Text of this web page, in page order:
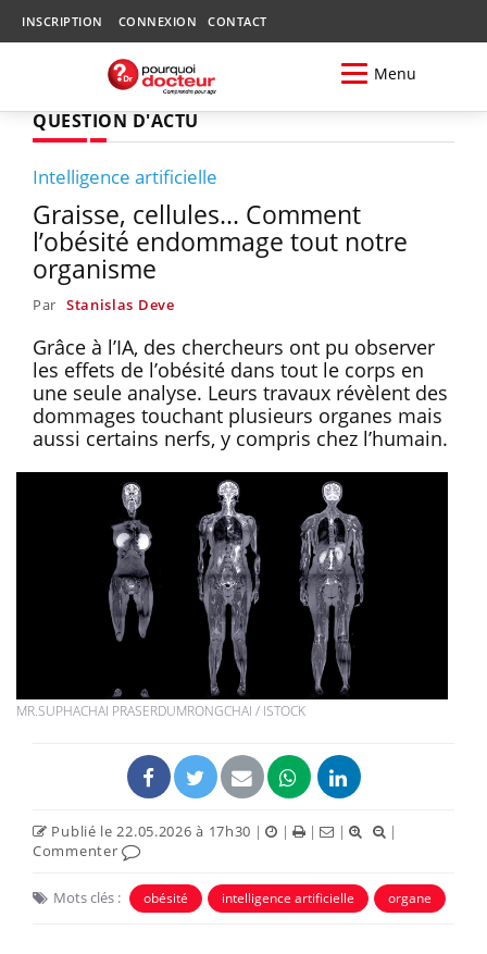
INSCRIPTION CONNEXION CONTACT
Menu
QUESTION D'ACTU
Intelligence artificielle
Graisse, cellules... Comment
l’obésité endommage tout notre
organisme
Par Stanislas Deve
Grâce à l’IA, des chercheurs ont pu observer
les effets de l’obésité dans tout le corps en
une seule analyse. Leurs travaux révèlent des
dommages touchant plusieurs organes mais
aussi certains nerfs, y compris chez l’humain.
MR.SUPHACHAI PRASERDUMRONGCHAI / ISTOCK
Publié le 22.05.2026 à 17h30 | | | |
|
Commenter
Mots clés : obésité intelligence artificielle organe